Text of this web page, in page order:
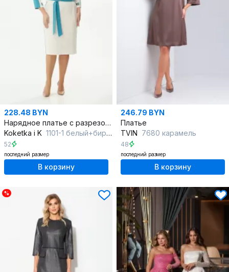
228.48 BYN
Нарядное платье с разрезом на спине и декоративной патой
Koketka i K 1101-1 белый+бирюза
52
последний размер
В корзину
246.79 BYN
Платье
TVIN 7680 карамель
48
последний размер
В корзину
%